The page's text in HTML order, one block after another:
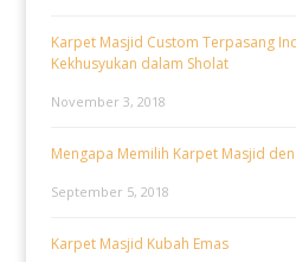
Karpet Masjid Custom Terpasang
Kekhusyukan dalam Sholat
November 3, 2018
Mengapa Memilih Karpet Masjid
September 5, 2018
Karpet Masjid Kubah Emas